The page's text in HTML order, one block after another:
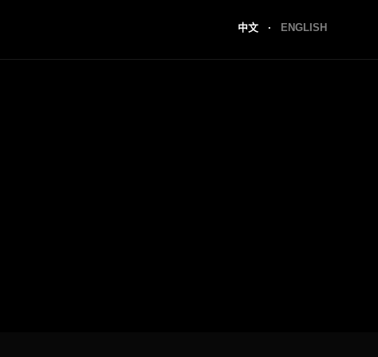
中文 · ENGLISH